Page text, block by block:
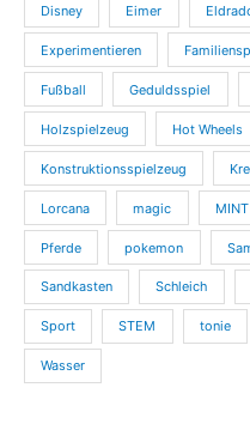
Disney Eimer
Experimentieren
Fußball Geduldsspiel
Holzspielzeug Hot Wheels
Konstruktionsspielzeug
Lorcana magic MINT
Pferde pokemon
Sandkasten Schleich
Sport STEM tonie
Wasser